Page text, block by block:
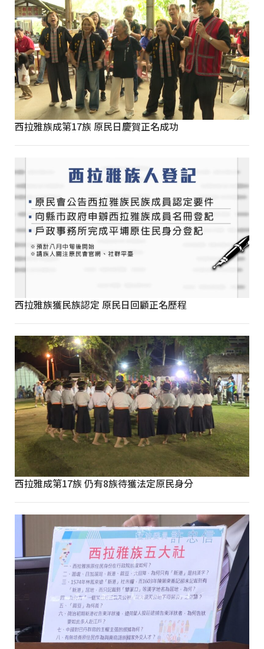
西拉雅族成第17族 原民日慶賀正名成功
西拉雅族獲民族認定 原民日回顧正名歷程
西拉雅成第17族 仍有8族待獲法定原民身分